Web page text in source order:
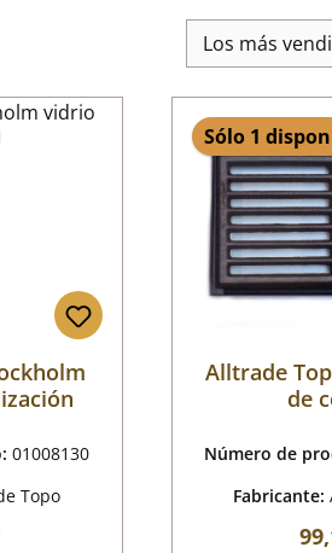
01008130
Topo
Sólo 1
Alltrade
de
Número de
Fabricante: